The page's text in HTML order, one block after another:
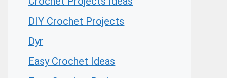
DIY Crochet Projects
Dyr
Easy Crochet Ideas